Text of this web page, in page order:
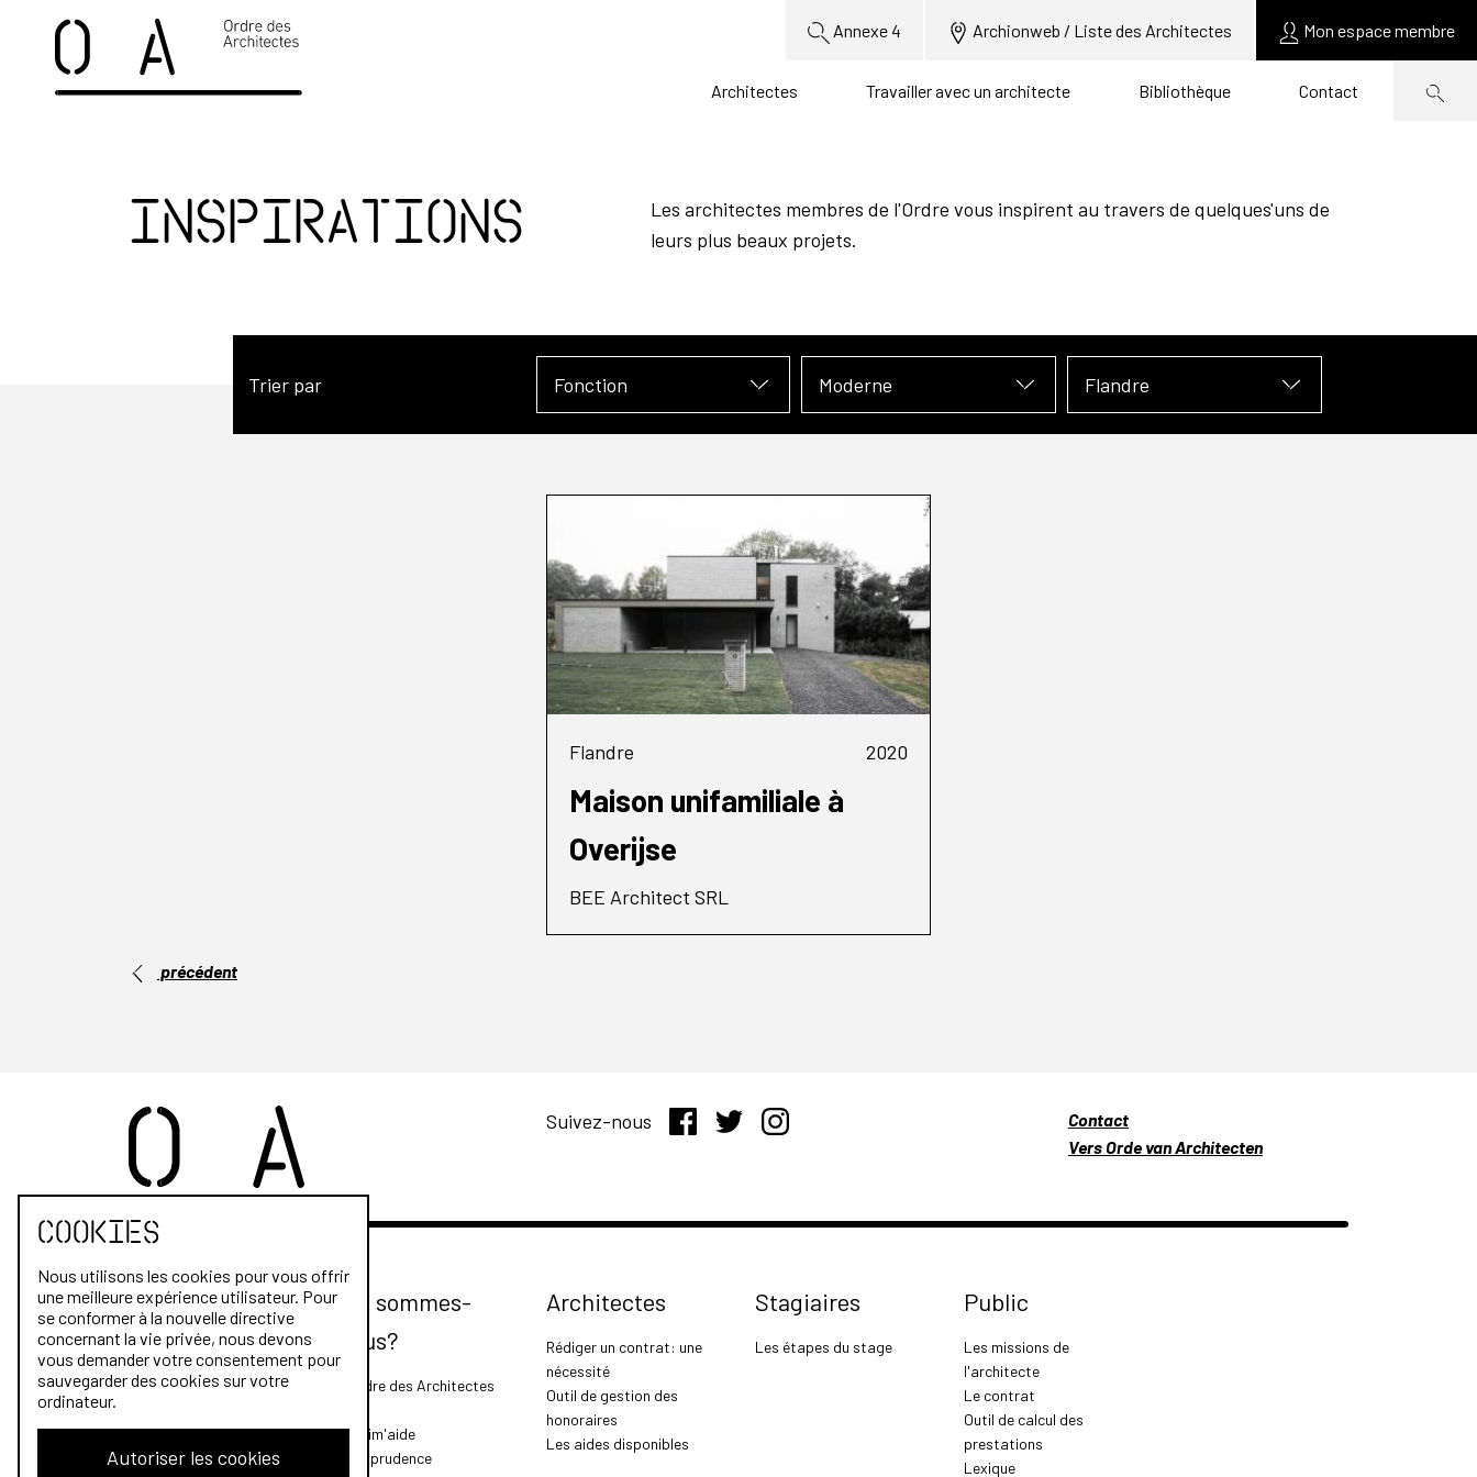
Annexe 4 Archionweb / Liste des Architectes Mon espace membre
Architectes Travailler avec un architecte Bibliothèque Contact
Inspirations
Les architectes membres de l'Ordre vous inspirent au travers de quelques'uns de
leurs plus beaux projets.
Trier par Fonction Moderne Flandre
Flandre 2020
Maison unifamiliale à
Overijse
BEE Architect SRL
précédent
Suivez-nous
Contact
Vers Orde van Architecten
Qui sommes-
nous?
L'Ordre des Architectes
Archim'aide
Jurisprudence
Architectes
Rédiger un contrat: une
nécessité
Outil de gestion des
honoraires
Les aides disponibles
Stagiaires
Les étapes du stage
Public
Les missions de
l'architecte
Le contrat
Outil de calcul des
prestations
Lexique
Cookies
Nous utilisons les cookies pour vous offrir
une meilleure expérience utilisateur. Pour
se conformer à la nouvelle directive
concernant la vie privée, nous devons
vous demander votre consentement pour
sauvegarder des cookies sur votre
ordinateur.
Autoriser les cookies